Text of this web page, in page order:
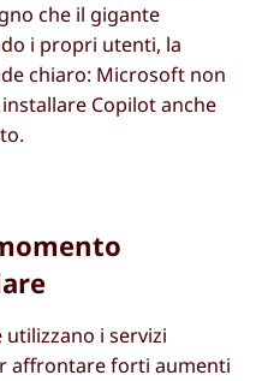
che il gigante
i propri utenti, la
chiaro: Microsoft non
Copilot anche
utilizzano i servizi
affrontare forti aumenti